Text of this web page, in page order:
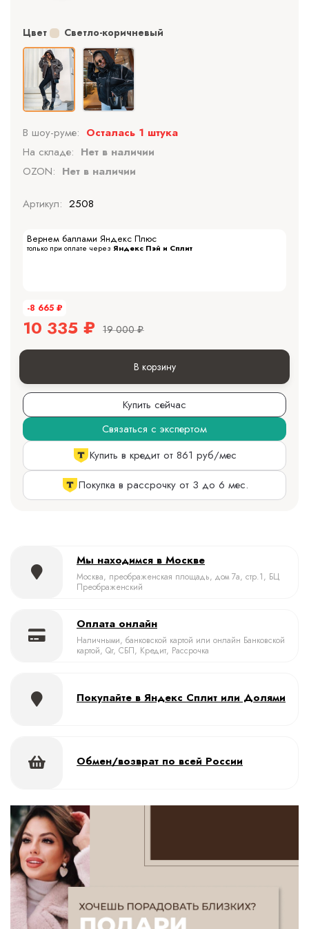
Цвет Светло-коричневый
В шоу-руме: Осталась 1 штука
На складе: Нет в наличии
OZON: Нет в наличии
Артикул: 2508
Вернем баллами Яндекс Плюс
только при оплате через Яндекс Пэй и Сплит
-8 665 ₽
10 335 ₽ 19 000 ₽
В корзину
Купить сейчас
Связаться с экспертом
Купить в кредит от 861 руб/мес
Покупка в рассрочку от 3 до 6 мес.
Мы находимся в Москве
Москва, преображенская площадь, дом 7а, стр.1, БЦ
Преображенский
Оплата онлайн
Наличными, банковской картой или онлайн Банковской
картой, Qr, СБП, Кредит, Рассрочка
Покупайте в Яндекс Сплит или Долями
Обмен/возврат по всей России